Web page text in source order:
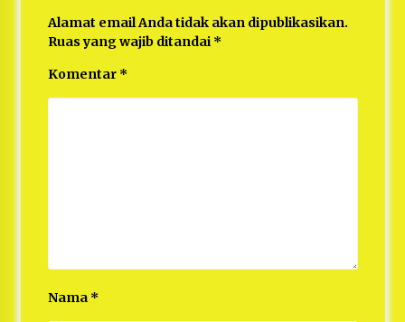
Alamat email Anda tidak akan dipublikasikan.
Ruas yang wajib ditandai *
Komentar *
Nama *